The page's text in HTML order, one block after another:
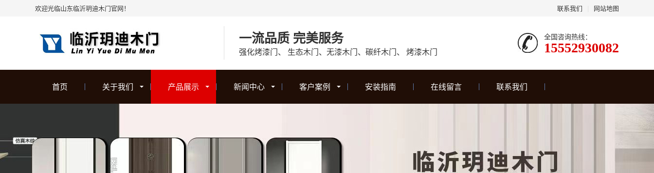
联系我们 网站地图
欢迎光临山东临沂玥迪木门官网！
一流品质 完美服务
强化烤漆门、 生态木门、无漆木门、碳纤木门、 烤漆木门
全国咨询热线：
15552930082
首页 关于我们 产品展示 新闻中心 客户案例 安装指南 在线留言 联系我们